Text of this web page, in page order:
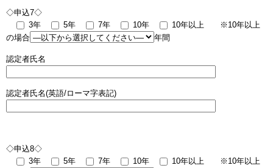
◇申込7◇
3年
5年 7年 10年 10年以上 ※10年以上
の場合
年間
認定者氏名
認定者氏名(英語/ローマ字表記)
◇申込8◇
3年
5年 7年 10年 10年以上 ※10年以上